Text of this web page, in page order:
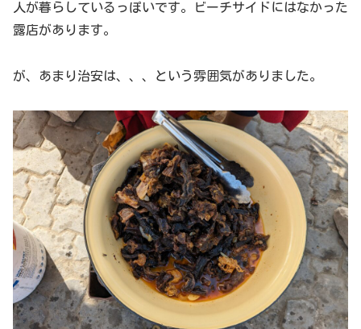
人が暮らしているっぽいです。ビーチサイドにはなかった
露店があります。
が、あまり治安は、、、という雰囲気がありました。